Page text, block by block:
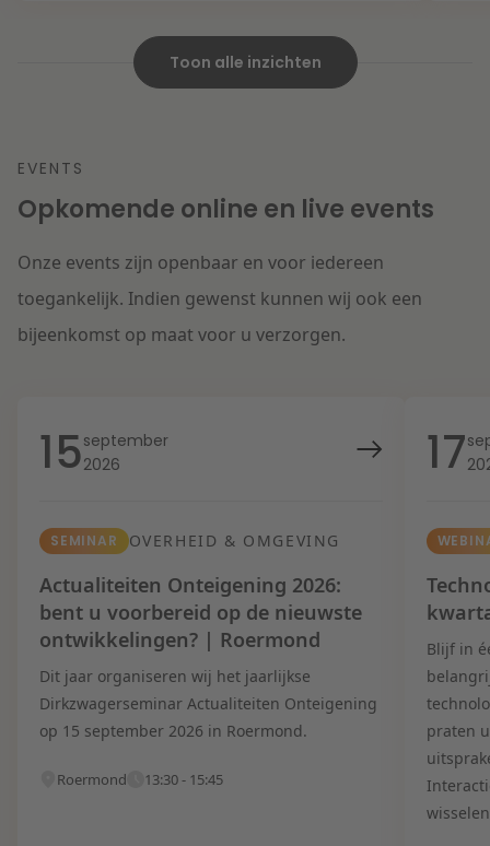
Toon alle inzichten
EVENTS
Opkomende online en live events
Onze events zijn openbaar en voor iedereen
toegankelijk. Indien gewenst kunnen wij ook een
bijeenkomst op maat voor u verzorgen.
15september
2026
SEMINAR OVERHEID & OMGEVING
Actualiteiten Onteigening 2026:
bent u voorbereid op de nieuwste
ontwikkelingen? | Roermond
Dit jaar organiseren wij het jaarlijkse
Dirkzwagerseminar Actualiteiten Onteigening
op 15 september 2026 in Roermond.
Roermond 13:30 - 15:45
17
Blijf in
praten